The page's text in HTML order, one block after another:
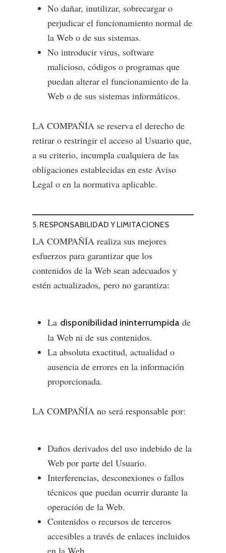
No dañar, inutilizar, sobrecargar o
perjudicar el funcionamiento normal de
la Web o de sus sistemas.
No introducir virus, software
malicioso, códigos o programas que
puedan alterar el funcionamiento de la
Web o de sus sistemas informáticos.
LA COMPAÑÍA se reserva el derecho de
retirar o restringir el acceso al Usuario que,
a su criterio, incumpla cualquiera de las
obligaciones establecidas en este Aviso
Legal o en la normativa aplicable.
5. RESPONSABILIDAD Y LIMITACIONES
LA COMPAÑÍA realiza sus mejores
esfuerzos para garantizar que los
contenidos de la Web sean adecuados y
estén actualizados, pero no garantiza:
La disponibilidad ininterrumpida de
la Web ni de sus contenidos.
La absoluta exactitud, actualidad o
ausencia de errores en la información
proporcionada.
LA COMPAÑÍA no será responsable por:
Daños derivados del uso indebido de la
Web por parte del Usuario.
Interferencias, desconexiones o fallos
técnicos que puedan ocurrir durante la
operación de la Web.
Contenidos o recursos de terceros
accesibles a través de enlaces incluidos
en la Web.